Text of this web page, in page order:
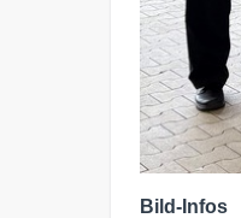
Bild-Infos